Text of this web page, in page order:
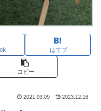
はてブ
コピー
2021.03.09 2023.12.16